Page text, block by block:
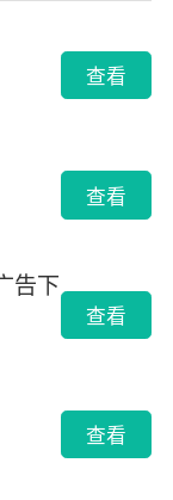
查看
查看
告下
查看
查看